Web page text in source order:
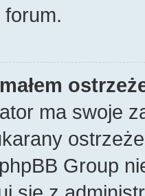
ma swoje
Group